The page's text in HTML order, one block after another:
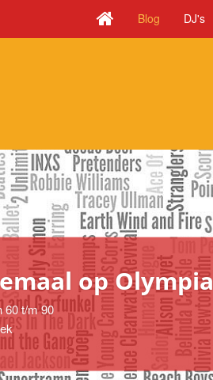
Blog DJ's
op
60 t/m 90